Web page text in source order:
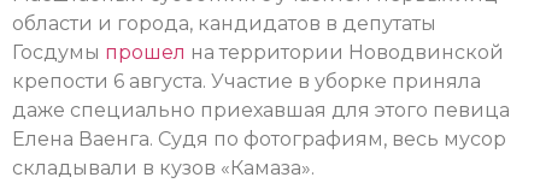
области и города, кандидатов в депутаты
Госдумы прошел на территории Новодвинской
крепости 6 августа. Участие в уборке приняла
даже специально приехавшая для этого певица
Елена Ваенга. Судя по фотографиям, весь мусор
складывали в кузов «Камаза».